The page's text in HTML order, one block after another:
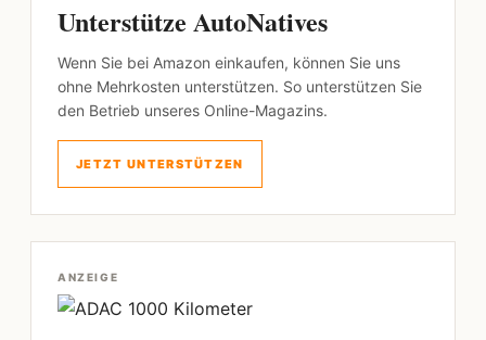
Unterstütze AutoNatives
Wenn Sie bei Amazon einkaufen, können Sie uns
ohne Mehrkosten unterstützen. So unterstützen Sie
den Betrieb unseres Online-Magazins.
JETZT UNTERSTÜTZEN
ANZEIGE